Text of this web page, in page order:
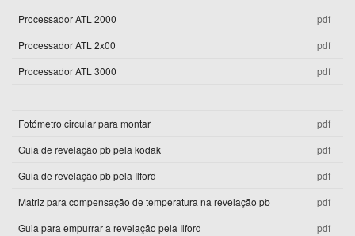
Processador ATL 2000
pdf
Processador ATL 2x00
pdf
Processador ATL 3000
pdf
Fotómetro circular para montar
pdf
Guia de revelação pb pela kodak
pdf
Guia de revelação pb pela Ilford
pdf
Matriz para compensação de temperatura na revelação pb
pdf
Guia para empurrar a revelação pela Ilford
pdf